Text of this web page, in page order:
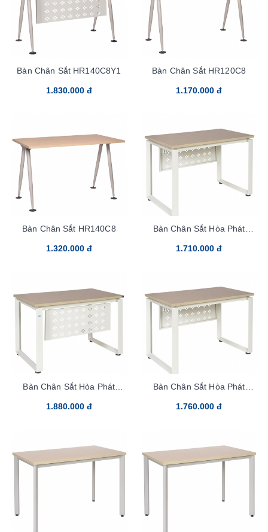
Bàn Chân Sắt HR140C8Y1
1.830.000 đ
Bàn Chân Sắt HR120C8
1.170.000 đ
Bàn Chân Sắt HR140C8
1.320.000 đ
Bàn Chân Sắt Hòa Phát
1.710.000 đ
Bàn Chân Sắt Hòa Phát
1.880.000 đ
Bàn Chân Sắt Hòa Phát
1.760.000 đ